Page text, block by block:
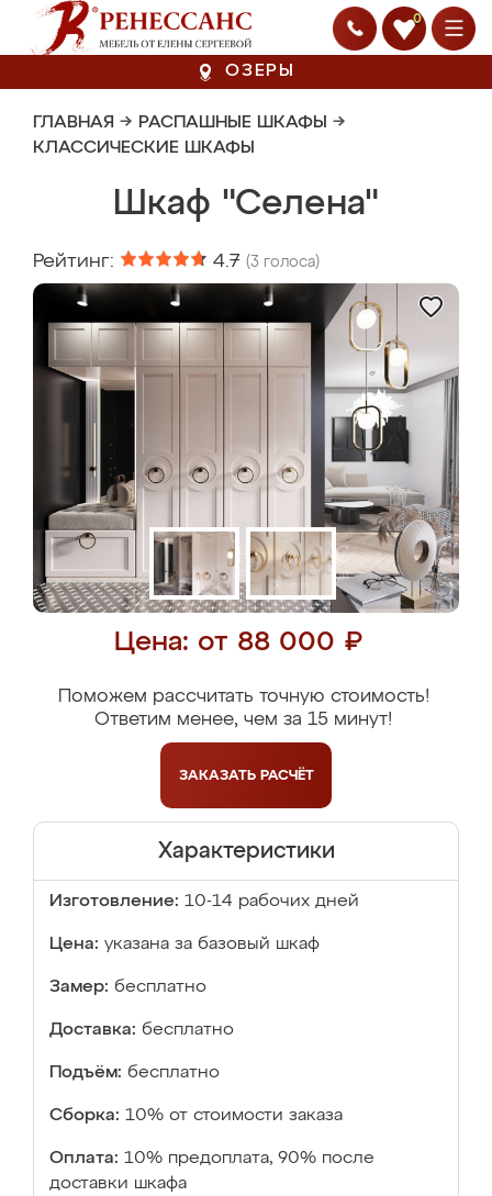
0
ОЗЕРЫ
ГЛАВНАЯ → РАСПАШНЫЕ ШКАФЫ →
КЛАССИЧЕСКИЕ ШКАФЫ
Шкаф "Селена"
Рейтинг: 4.7 (3 голоса)
Цена: от 88 000 ₽
Поможем рассчитать точную стоимость!
Ответим менее, чем за 15 минут!
ЗАКАЗАТЬ РАСЧЁТ
Характеристики
Изготовление: 10-14 рабочих дней
Цена: указана за базовый шкаф
Замер: бесплатно
Доставка: бесплатно
Подъём: бесплатно
Сборка: 10% от стоимости заказа
Оплата: 10% предоплата, 90% после
доставки шкафа